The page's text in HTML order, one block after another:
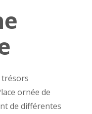
trésors
ornée de
de différentes